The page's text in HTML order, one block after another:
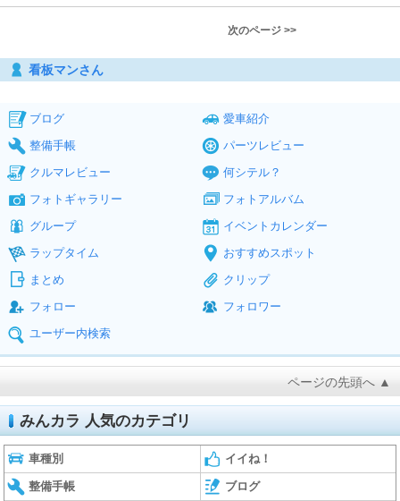
次のページ >>
看板マンさん
ブログ
愛車紹介
整備手帳
パーツレビュー
クルマレビュー
何シテル？
フォトギャラリー
フォトアルバム
グループ
イベントカレンダー
ラップタイム
おすすめスポット
まとめ
クリップ
フォロー
フォロワー
ユーザー内検索
ページの先頭へ ▲
みんカラ 人気のカテゴリ
車種別 イイね！
整備手帳 ブログ